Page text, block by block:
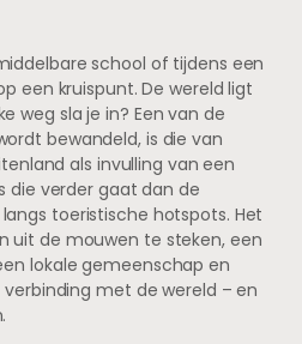
school of tijdens een
een kruispunt. De wereld ligt
weg sla je in? Een van de
bewandeld, is die van
als invulling van een
die verder gaat dan de
toeristische hotspots. Het
uit de mouwen te steken, een
lokale gemeenschap en
met de wereld – en